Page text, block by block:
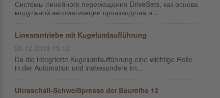
Системы линейного перемещения DriveSets, как основа
модульной автоматизации производства и...
Linearantriebe mit Kugelumlaufführung
20.12.2013 15:12
Da die integrierte Kugelumlaufführung eine wichtige Rolle
in der Automation und insbesondere im...
Ultraschall-Schweißpresse der Baureihe 12